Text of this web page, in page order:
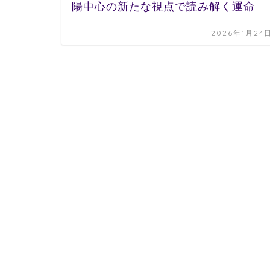
陽中心の新たな視点で読み解く運命
2026年1月24